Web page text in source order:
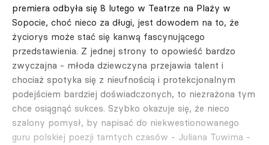
premiera odbyła się 8 lutego w Teatrze na Plaży w
Sopocie, choć nieco za długi, jest dowodem na to, że
życiorys może stać się kanwą fascynującego
przedstawienia. Z jednej strony to opowieść bardzo
zwyczajna - młoda dziewczyna przejawia talent i
chociaż spotyka się z nieufnością i protekcjonalnym
podejściem bardziej doświadczonych, to niezrażona tym
chce osiągnąć sukces. Szybko okazuje się, że nieco
szalony pomysł, by napisać do niekwestionowanego
guru polskiej poezji tamtych czasów - Juliana Tuwima -